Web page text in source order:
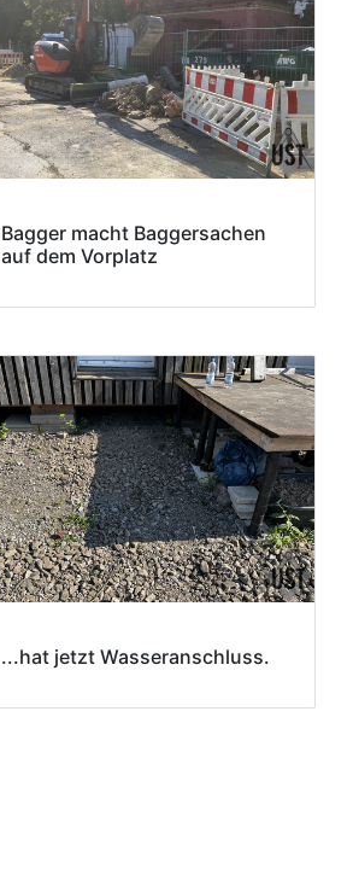
Bagger macht Baggersachen
auf dem Vorplatz
...hat jetzt Wasseranschluss.